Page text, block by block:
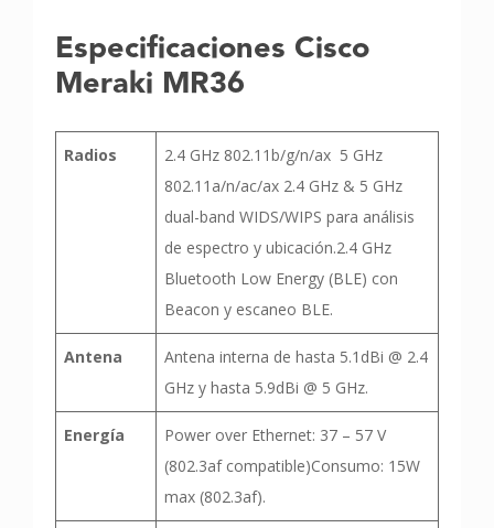
Especificaciones Cisco
Meraki MR36
Radios
2.4 GHz 802.11b/g/n/ax 5 GHz
802.11a/n/ac/ax 2.4 GHz & 5 GHz
dual-band WIDS/WIPS para análisis
de espectro y ubicación.2.4 GHz
Bluetooth Low Energy (BLE) con
Beacon y escaneo BLE.
Antena
Antena interna de hasta 5.1dBi @ 2.4
GHz y hasta 5.9dBi @ 5 GHz.
Energía
Power over Ethernet: 37 – 57 V
(802.3af compatible)Consumo: 15W
max (802.3af).